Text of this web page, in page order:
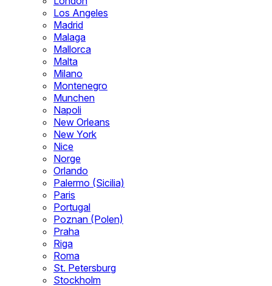
Los Angeles
Madrid
Malaga
Mallorca
Malta
Milano
Montenegro
Munchen
Napoli
New Orleans
New York
Nice
Norge
Orlando
Palermo (Sicilia)
Paris
Portugal
Poznan (Polen)
Praha
Riga
Roma
St. Petersburg
Stockholm